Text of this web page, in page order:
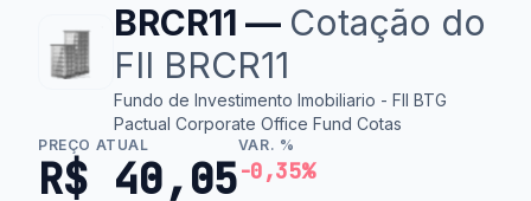
BRCR11 — Cotação do
FII BRCR11
Fundo de Investimento Imobiliario - FII BTG
Pactual Corporate Office Fund Cotas
PREÇO ATUAL
R$ 40,05
VAR. %
-0,35%